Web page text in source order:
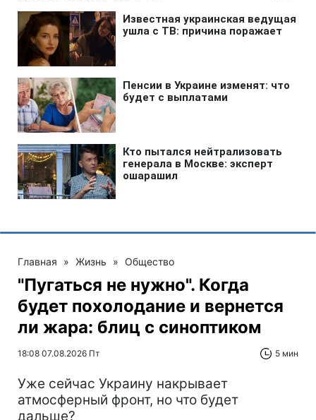
Главная » Жизнь » Общество
"Пугаться не нужно". Когда
будет похолодание и вернется
ли жара: блиц с синоптиком
18:08 07.08.2026 Пт 5 мин
Уже сейчас Украину накрывает
атмосферный фронт, но что будет
дальше?